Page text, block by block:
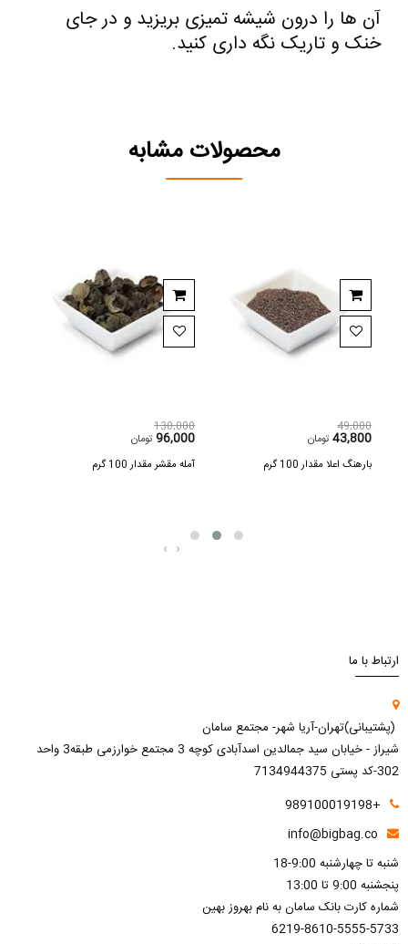
آن ها را درون شیشه‏ تمیزی بریزید و در جای
خنک و تاریک نگه داری کنید.
محصولات مشابه
130,000
96,000 تومان
آمله مقشر مقدار 100 گرم
49,000
43,800 تومان
بارهنگ اعلا مقدار 100 گرم
‹ ›
ارتباط با ما
(پشتیبانی)تهران-آریا شهر- مجتمع سامان
شیراز - خیابان سید جمالدین اسدآبادی کوچه 3 مجتمع خوارزمی طبقه3 واحد
302-کد پستی 7134944375
+989100019198
info@bigbag.co
شنبه تا چهارشنبه 9:00-18
پنجشنبه 9:00 تا 13:00
شماره کارت بانک سامان به نام بهروز بهین
6219-8610-5555-5733